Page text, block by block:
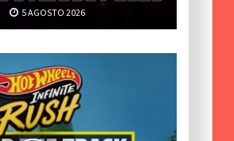
5 AGOSTO 2026